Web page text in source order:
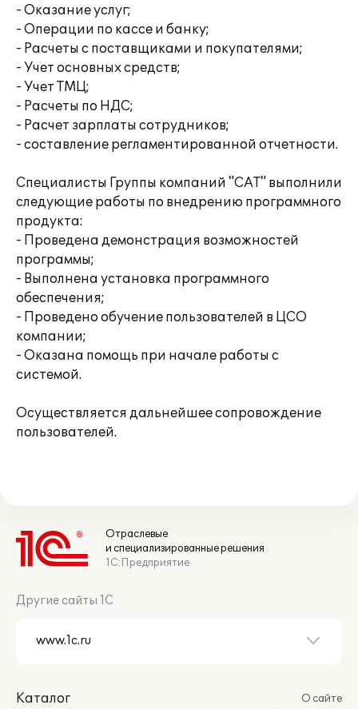
- Оказание услуг;
- Операции по кассе и банку;
- Расчеты с поставщиками и покупателями;
- Учет основных средств;
- Учет ТМЦ;
- Расчеты по НДС;
- Расчет зарплаты сотрудников;
- составление регламентированной отчетности.
Специалисты Группы компаний "САТ" выполнили
следующие работы по внедрению программного
продукта:
- Проведена демонстрация возможностей
программы;
- Выполнена установка программного
обеспечения;
- Проведено обучение пользователей в ЦСО
компании;
- Оказана помощь при начале работы с
системой.
Осуществляется дальнейшее сопровождение
пользователей.
Отраслевые
и специализированные решения
1С:Предприятие
Другие сайты 1С
Каталог
О сайте